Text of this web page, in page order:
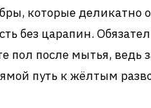
которые деликатно
без царапин.
пол после мытья, ведь
путь к жёлтым